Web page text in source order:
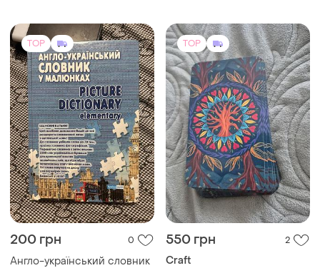
125 грн 0
Vivat
Книга по кулинарии любая
125грн. твердый переплет
325 грн 3
330 грн -2%
Vivat
Фрида мак-фаден, никогда
не бреши